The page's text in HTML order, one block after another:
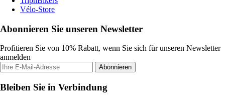
Vélo-Store
Abonnieren Sie unseren Newsletter
Profitieren Sie von 10% Rabatt, wenn Sie sich für unseren Newsletter
anmelden
Abonnieren
Bleiben Sie in Verbindung